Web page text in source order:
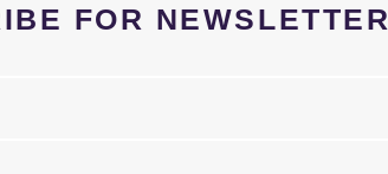
FOR NEWSLETTER